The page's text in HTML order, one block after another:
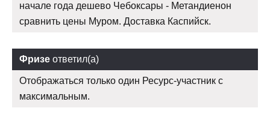
начале года дешево Чебоксары - Метандиенон
сравнить цены Муром. Доставка Каспийск.
Фризе ответил(а)
Отображаться только один Ресурс-участник с
максимальным.